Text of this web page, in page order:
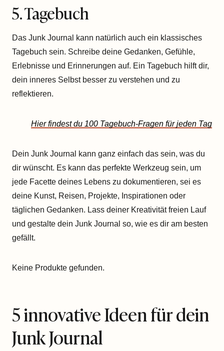
5. Tagebuch
Das Junk Journal kann natürlich auch ein klassisches
Tagebuch sein. Schreibe deine Gedanken, Gefühle,
Erlebnisse und Erinnerungen auf. Ein Tagebuch hilft dir,
dein inneres Selbst besser zu verstehen und zu
reflektieren.
Hier findest du 100 Tagebuch-Fragen für jeden Tag
Dein Junk Journal kann ganz einfach das sein, was du
dir wünscht. Es kann das perfekte Werkzeug sein, um
jede Facette deines Lebens zu dokumentieren, sei es
deine Kunst, Reisen, Projekte, Inspirationen oder
täglichen Gedanken. Lass deiner Kreativität freien Lauf
und gestalte dein Junk Journal so, wie es dir am besten
gefällt.
Keine Produkte gefunden.
5 innovative Ideen für dein
Junk Journal